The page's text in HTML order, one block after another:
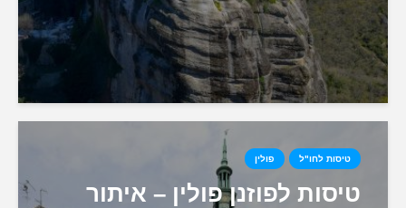
טיסות לחו"ל פולין
טיסות לפוזנן פולין – איתור